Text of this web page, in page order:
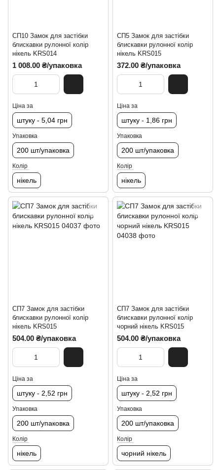
СП10 Замок для застібки
блискавки рулонної колір
нікель KRS014
1 008.00 ₴/упаковка
Ціна за
штуку - 5,04 грн
Упаковка
200 шт/упаковка
Колір
нікель
СП5 Замок для застібки
блискавки рулонної колір
нікель KRS015
372.00 ₴/упаковка
Ціна за
штуку - 1,86 грн
Упаковка
200 шт/упаковка
Колір
нікель
СП7 Замок для застібки
блискавки рулонної колір
нікель KRS015
504.00 ₴/упаковка
Ціна за
штуку - 2,52 грн
Упаковка
200 шт/упаковка
Колір
нікель
СП7 Замок для застібки
блискавки рулонної колір
чорний нікель KRS015
504.00 ₴/упаковка
Ціна за
штуку - 2,52 грн
Упаковка
200 шт/упаковка
Колір
чорний нікель